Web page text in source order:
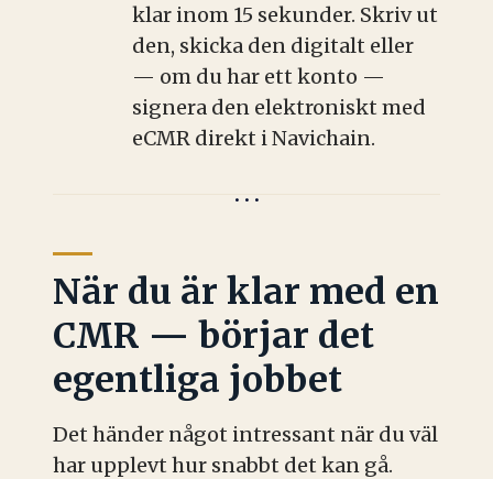
klar inom 15 sekunder. Skriv ut
den, skicka den digitalt eller
— om du har ett konto —
signera den elektroniskt med
eCMR direkt i Navichain.
När du är klar med en
CMR — börjar det
egentliga jobbet
Det händer något intressant när du väl
har upplevt hur snabbt det kan gå.